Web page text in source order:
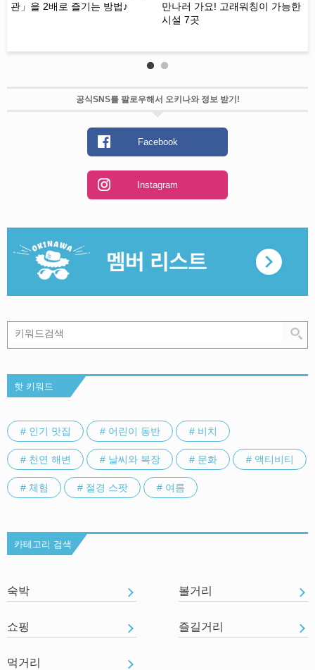
관」을 2배로 즐기는 방법♪
만나러 가요! 고래워칭이 가능한
시설 7곳
공식SNS를 팔로우해서 오키나와 정보 받기!
Facebook
Instagram
핫 키워드
# 인기 맛집 # 어린이 동반 # 비치
# 천연 해변 # 날씨와 복장 # 문화 # 액티비티
# 체험 # 절경 스팟 # 여름
카테고리 검색
숙박 볼거리
쇼핑 즐길거리
먹거리